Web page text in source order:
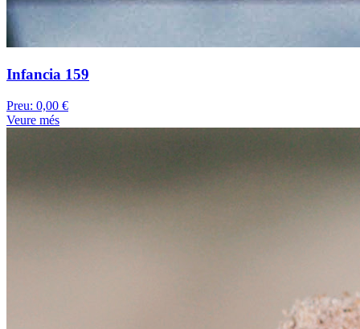
Infancia 159
Preu: 0,00 €
Veure més